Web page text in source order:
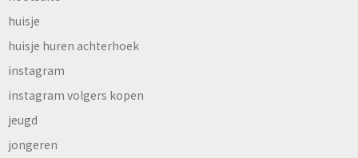
huisje
huisje huren achterhoek
instagram
instagram volgers kopen
jeugd
jongeren